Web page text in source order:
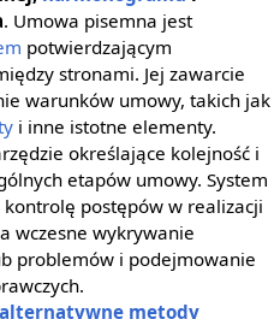
. Umowa pisemna jest
potwierdzającym
stronami. Jej zawarcie
warunków umowy, takich jak
i inne istotne elementy.
określające kolejność i
etapów umowy. System
postępów w realizacji
wczesne wykrywanie
problemów i podejmowanie
alternatywne metody